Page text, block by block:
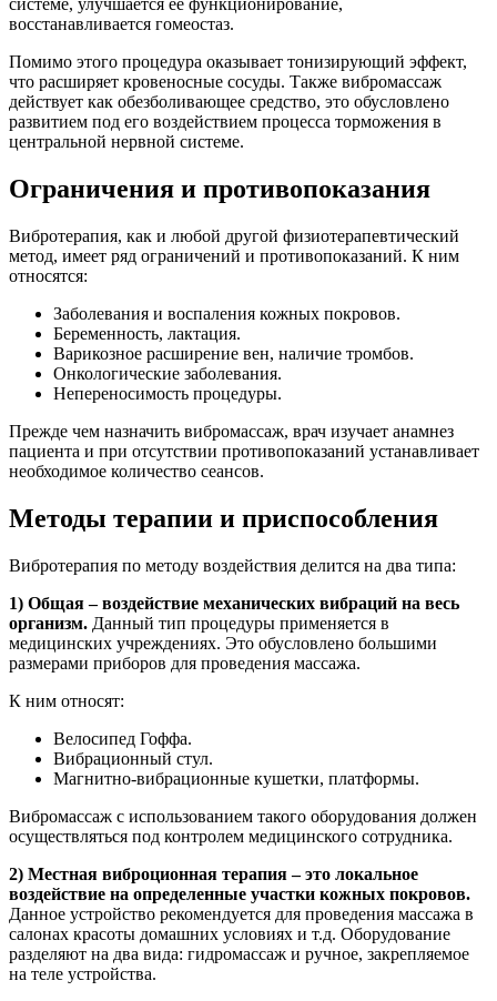
системе, улучшается ее функционирование,
восстанавливается гомеостаз.
Помимо этого процедура оказывает тонизирующий эффект,
что расширяет кровеносные сосуды. Также вибромассаж
действует как обезболивающее средство, это обусловлено
развитием под его воздействием процесса торможения в
центральной нервной системе.
Ограничения и противопоказания
Вибротерапия, как и любой другой физиотерапевтический
метод, имеет ряд ограничений и противопоказаний. К ним
относятся:
Заболевания и воспаления кожных покровов.
Беременность, лактация.
Варикозное расширение вен, наличие тромбов.
Онкологические заболевания.
Непереносимость процедуры.
Прежде чем назначить вибромассаж, врач изучает анамнез
пациента и при отсутствии противопоказаний устанавливает
необходимое количество сеансов.
Методы терапии и приспособления
Вибротерапия по методу воздействия делится на два типа:
1) Общая – воздействие механических вибраций на весь
организм. Данный тип процедуры применяется в
медицинских учреждениях. Это обусловлено большими
размерами приборов для проведения массажа.
К ним относят:
Велосипед Гоффа.
Вибрационный стул.
Магнитно-вибрационные кушетки, платформы.
Вибромассаж с использованием такого оборудования должен
осуществляться под контролем медицинского сотрудника.
2) Местная виброционная терапия – это локальное
воздействие на определенные участки кожных покровов.
Данное устройство рекомендуется для проведения массажа в
салонах красоты домашних условиях и т.д. Оборудование
разделяют на два вида: гидромассаж и ручное, закрепляемое
на теле устройства.